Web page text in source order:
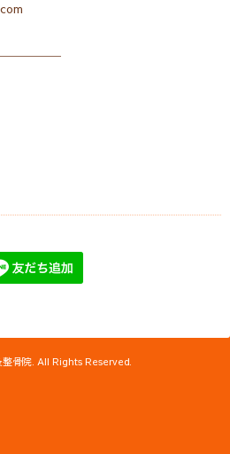
整骨院 . All Rights Reserved.